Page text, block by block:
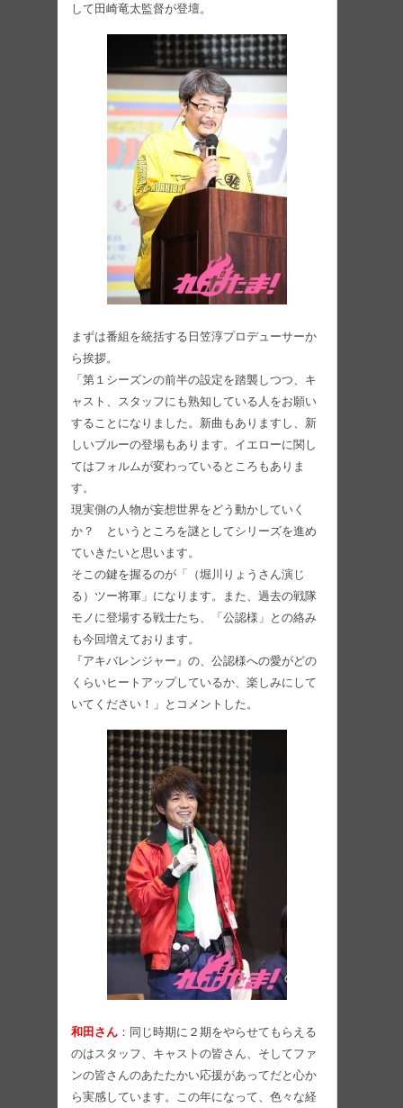
して田崎竜太監督が登壇。
まずは番組を統括する日笠淳プロデューサーか
ら挨拶。
「第１シーズンの前半の設定を踏襲しつつ、キ
ャスト、スタッフにも熟知している人をお願い
することになりました。新曲もありますし、新
しいブルーの登場もあります。イエローに関し
てはフォルムが変わっているところもありま
す。
現実側の人物が妄想世界をどう動かしていく
か？ というところを謎としてシリーズを進め
ていきたいと思います。
そこの鍵を握るのが「（堀川りょうさん演じ
る）ツー将軍」になります。また、過去の戦隊
モノに登場する戦士たち、「公認様」との絡み
も今回増えております。
『アキバレンジャー』の、公認様への愛がどの
くらいヒートアップしているか、楽しみにして
いてください！」とコメントした。
和田さん ：同じ時期に２期をやらせてもらえる
のはスタッフ、キャストの皆さん、そしてファ
ンの皆さんのあたたかい応援があってだと心か
ら実感しています。この年になって、色々な経